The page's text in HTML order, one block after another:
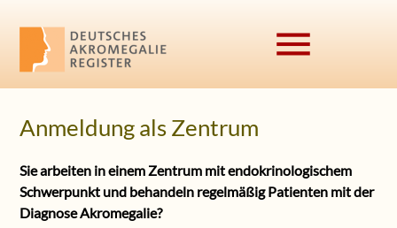
menu
Suchbegriffe
Anmeldung als Zentrum
Sie arbeiten in einem Zentrum mit endokrinologischem
Schwerpunkt und behandeln regelmäßig Patienten mit der
Diagnose Akromegalie?